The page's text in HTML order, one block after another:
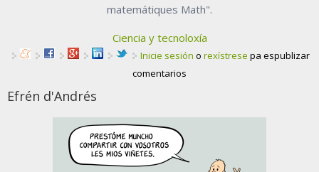
matemátiques Math".
Ciencia y tecnoloxía
Inicie sesión o rexístrese pa espublizar
comentarios
Efrén d'Andrés